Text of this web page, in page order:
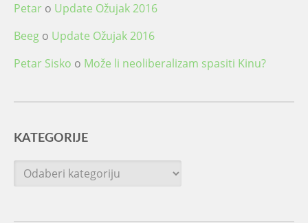
Petar o Update Ožujak 2016
Beeg o Update Ožujak 2016
Petar Sisko o Može li neoliberalizam spasiti Kinu?
KATEGORIJE
Kategorije